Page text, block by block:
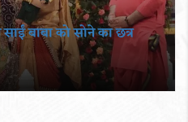
बाबा को सोने का छत्र